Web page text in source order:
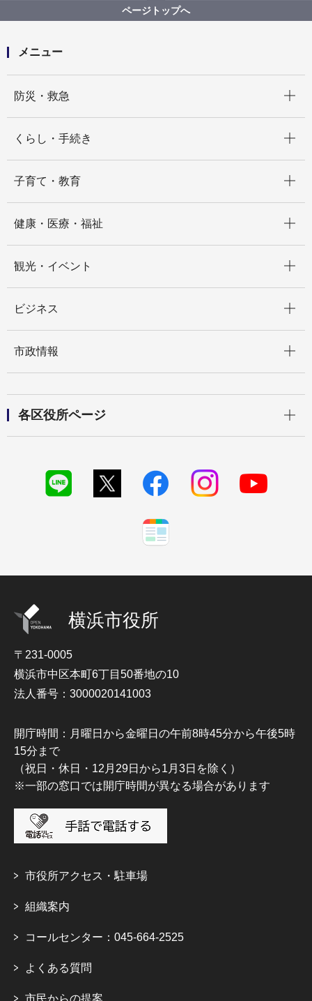
狭あい道路の拡幅整備
その他お知らせ等
（２）意見公募
ページトップへ
メニュー
防災・救急
くらし・手続き
子育て・教育
健康・医療・福祉
観光・イベント
ビジネス
市政情報
各区役所ページ
横浜市役所
〒231-0005
横浜市中区本町6丁目50番地の10
法人番号：3000020141003
開庁時間：月曜日から金曜日の午前8時45分から午後5時
15分まで
（祝日・休日・12月29日から1月3日を除く）
※一部の窓口では開庁時間が異なる場合があります
市役所アクセス・駐車場
組織案内
コールセンター：045-664-2525
よくある質問
市民からの提案